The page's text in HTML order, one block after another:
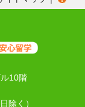
10階
除く）